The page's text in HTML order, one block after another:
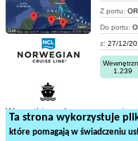
Ta strona wykorzystuje
które pomagają w świadczeniu
Z portu:
Do portu:
z: 27/12/
1.239
Wszystkie podane ceny
ubezpieczenia i opłat